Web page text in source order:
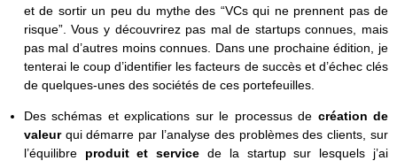
et de sortir un peu du mythe des “VCs qui ne prennent pas de
risque”. Vous y découvrirez pas mal de startups connues, mais
pas mal d’autres moins connues. Dans une prochaine édition, je
tenterai le coup d’identifier les facteurs de succès et d’échec clés
de quelques-unes des sociétés de ces portefeuilles.
Des schémas et explications sur le processus de création de
valeurqui démarre par l’analyse des problèmes des clients, sur
l’équilibre produit et servicede la startup sur lesquels j’ai